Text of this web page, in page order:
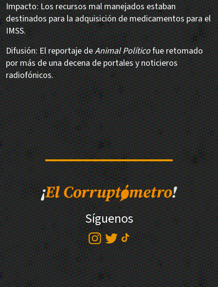
Impacto: Los recursos mal manejados estaban
destinados para la adquisición de medicamentos para el
IMSS.
Difusión: El reportaje deAnimal Políticofue retomado
por más de una decena de portales y noticieros
radiofónicos.
Síguenos